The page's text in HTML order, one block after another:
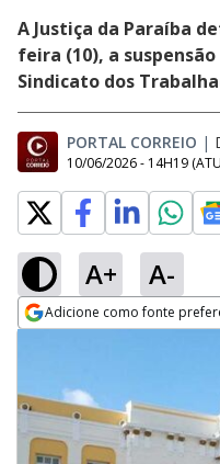
A Justiça da Paraíba
feira (10), a
Sindicato dos
PORTAL CORREIO |
10/06/2026 - 14H19
A+ A-
Adicione como fonte